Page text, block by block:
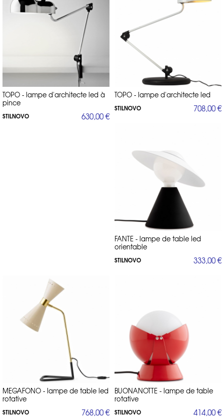
TOPO - lampe d'architecte led à
pince
STILNOVO 630,00 €
TOPO - lampe d'architecte led
STILNOVO 708,00 €
FANTE - lampe de table led
orientable
STILNOVO 333,00 €
MEGAFONO - lampe de table led
rotative
STILNOVO 768,00 €
BUONANOTTE - lampe de table
rotative
STILNOVO 414,00 €